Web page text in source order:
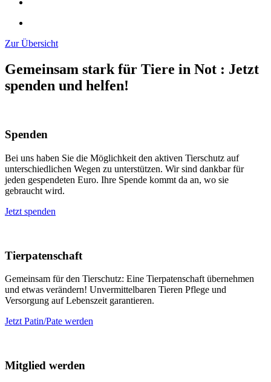
Zur Übersicht
Gemeinsam stark für Tiere in Not : Jetzt
spenden und helfen!
Spenden
Bei uns haben Sie die Möglichkeit den aktiven Tierschutz auf
unterschiedlichen Wegen zu unterstützen. Wir sind dankbar für
jeden gespendeten Euro. Ihre Spende kommt da an, wo sie
gebraucht wird.
Jetzt spenden
Tierpatenschaft
Gemeinsam für den Tierschutz: Eine Tierpatenschaft übernehmen
und etwas verändern! Unvermittelbaren Tieren Pflege und
Versorgung auf Lebenszeit garantieren.
Jetzt Patin/Pate werden
Mitglied werden